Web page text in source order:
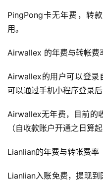
PingPong卡无年费，转
用。
Airwallex 的年费与转帐费
Airwallex的用户可以登录
可以通过手机小程序登录后
Airwallex无年费，目前的
（自收款账户开通之日算
Lianlian的年费与转帐费率
Lianlian入账免费，提现到